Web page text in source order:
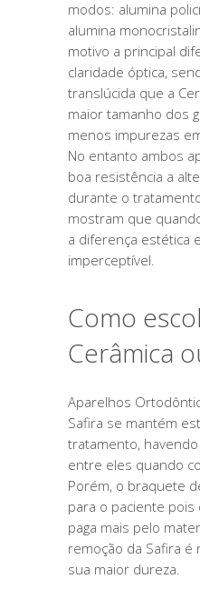
modos: alumina
alumina
motivo a principal
claridade óptica,
translúcida que a
maior tamanho dos
menos impurezas
No entanto ambos
boa resistência a
durante o
mostram que
a diferença estética
imperceptível.
Como
Cerâmica
Aparelhos
Safira se mantém
tratamento,
entre eles quando
Porém, o braquete
para o paciente
paga mais pelo
remoção da Safira
sua maior dureza.